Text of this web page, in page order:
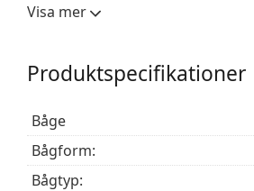
Tillbehör
Den medföljande putsduken
modeller kan komma med en
Upptäck hela
behöver hjälp med att välja ditt
Detta är en medicinteknisk
Visa mer
Produktspecifikationer
Båge
Bågform:
Bågtyp: